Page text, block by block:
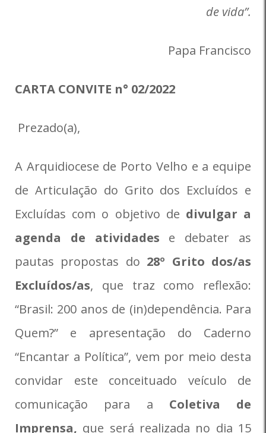
de vida”.
Papa Francisco
CARTA CONVITE n° 02/2022
Prezado(a),
A Arquidiocese de Porto Velho e a equipe
de Articulação do Grito dos Excluídos e
Excluídas com o objetivo de divulgar a
agenda de atividades e debater as
pautas propostas do 28º Grito dos/as
Excluídos/as, que traz como reflexão:
“Brasil: 200 anos de (in)dependência. Para
Quem?” e apresentação do Caderno
“Encantar a Política”, vem por meio desta
convidar este conceituado veículo de
comunicação para a Coletiva de
Imprensa, que será realizada no dia 15